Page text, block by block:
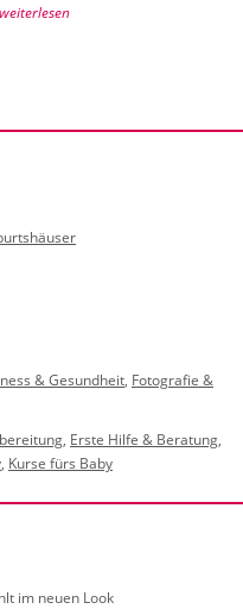
wei­ter­le­sen
& Gesundheit, Fotografie &
, Erste Hilfe & Beratung,
, Kurse fürs Baby
im neuen Look